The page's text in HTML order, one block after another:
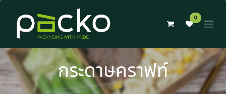
Skip to Content
0
กระดาษคราฟท์